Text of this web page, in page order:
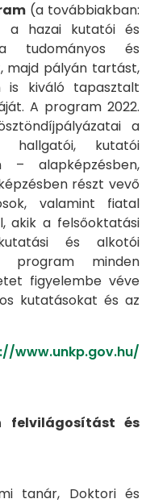
(a továbbiakban:
a hazai kutatói és
tudományos és
majd pályán tartást,
is kiváló tapasztalt
A program 2022.
a
hallgatói, kutatói
– alapképzésben,
részt vevő
valamint fiatal
akik a felsőoktatási
és alkotói
program minden
figyelembe véve
kutatásokat és az
www.unkp.gov.hu/
felvilágosítást és
tanár, Doktori és